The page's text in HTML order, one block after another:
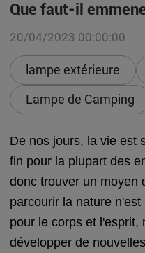
Que faut-il
20/04/2023 00:00:00
lampe extérieure
Lampe de Camping
De nos jours, la vie est
fin pour la plupart des
donc trouver un moyen
parcourir la nature
pour le corps et l'esprit,
développer de